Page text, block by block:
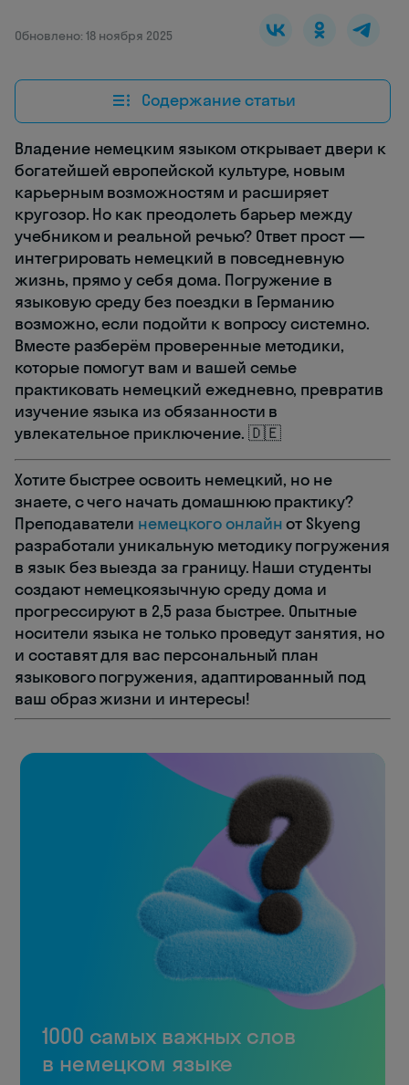
Обновлено: 18 ноября 2025
Содержание статьи
Владение немецким языком открывает двери к
богатейшей европейской культуре, новым
карьерным возможностям и расширяет
кругозор. Но как преодолеть барьер между
учебником и реальной речью? Ответ прост —
интегрировать немецкий в повседневную
жизнь, прямо у себя дома. Погружение в
языковую среду без поездки в Германию
возможно, если подойти к вопросу системно.
Вместе разберём проверенные методики,
которые помогут вам и вашей семье
практиковать немецкий ежедневно, превратив
изучение языка из обязанности в
увлекательное приключение. 🇩🇪
Хотите быстрее освоить немецкий, но не
знаете, с чего начать домашнюю практику?
Преподаватели немецкого онлайнот Skyeng
разработали уникальную методику погружения
в язык без выезда за границу. Наши студенты
создают немецкоязычную среду дома и
прогрессируют в 2,5 раза быстрее. Опытные
носители языка не только проведут занятия, но
и составят для вас персональный план
языкового погружения, адаптированный под
ваш образ жизни и интересы!
1000 самых важных слов
в немецком языке